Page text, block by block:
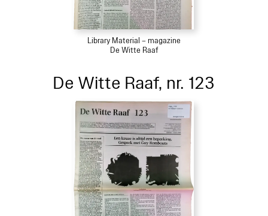
Library Material – magazine
De Witte Raaf
De Witte Raaf, nr. 123